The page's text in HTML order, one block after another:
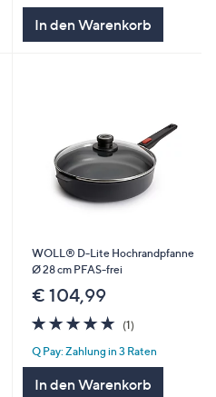
In den Warenkorb
WOLL® D-Lite Hochrandpfanne
Ø 28 cm PFAS-frei
€ 104,99
5.0
von
5
(1)
Q Pay: Zahlung in 3 Raten
In den Warenkorb